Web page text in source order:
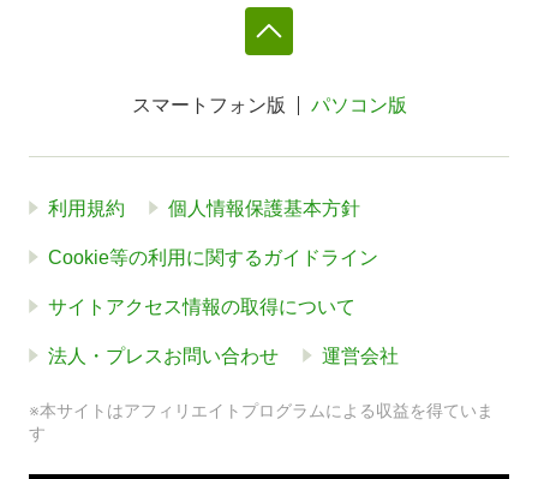
スマートフォン版 パソコン版
利用規約 個人情報保護基本方針
Cookie等の利用に関するガイドライン
サイトアクセス情報の取得について
法人・プレスお問い合わせ 運営会社
※本サイトはアフィリエイトプログラムによる収益を得ていま
す